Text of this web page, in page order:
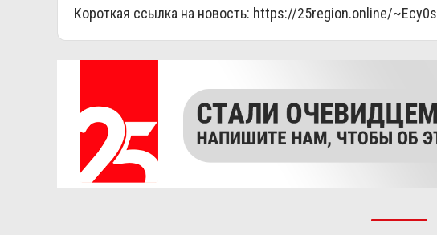
Короткая ссылка на новость: https://25region.online/~Ecy0s